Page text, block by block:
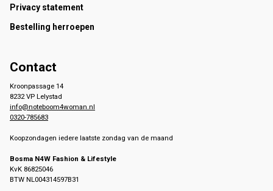
Privacy statement
Bestelling herroepen
Contact
Kroonpassage 14
8232 VP Lelystad
info@noteboom4woman.nl
0320-785683
Koopzondagen iedere laatste zondag van de maand
Bosma N4W Fashion & Lifestyle
KvK 86825046
BTW NL004314597B31